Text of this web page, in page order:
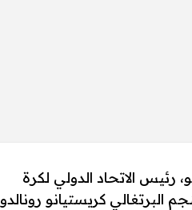
رئيس الاتحاد الدولي لكرة
كريستيانو رونالدو